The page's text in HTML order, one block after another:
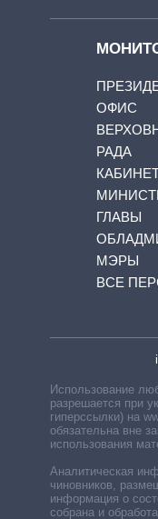
ОФИС
РАДА
ГЛАВЫ
МЭРЫ
ВСЕ
Использование
разрешается при
гиперссылки) на
обязательна вне
использования
Аналитическая
чиновников,
информация о
собрана и